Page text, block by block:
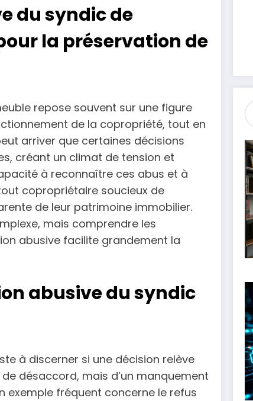
du syndic de
la préservation de
repose souvent sur une figure
de la copropriété, tout en
arriver que certaines décisions
créant un climat de tension et
à reconnaître ces abus et à
copropriétaire soucieux de
de leur patrimoine immobilier.
mais comprendre les
abusive facilite grandement la
abusive du syndic
à discerner si une décision relève
désaccord, mais d’un manquement
exemple fréquent concerne le refus